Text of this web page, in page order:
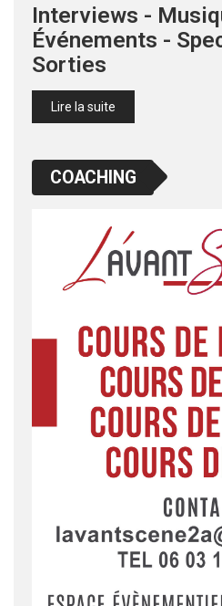
Interviews -
Événements -
Sorties
Lire la suite
COACHING